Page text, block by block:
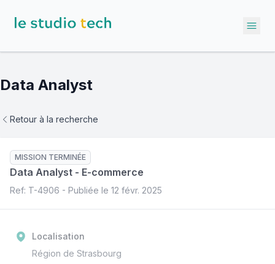
Data Analyst
Retour à la recherche
Data Analyst - E-commerce
MISSION TERMINÉE
Ref: T-4906 - Publiée le 12 févr. 2025
Localisation
Région de Strasbourg